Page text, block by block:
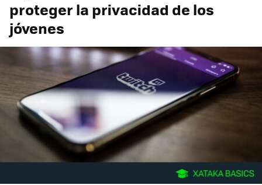
proteger la privacidad de los
jóvenes